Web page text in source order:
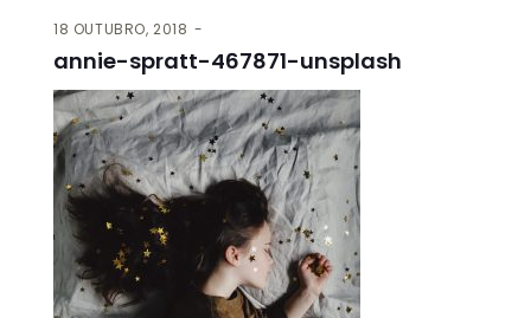
18 OUTUBRO, 2018
annie-spratt-467871-unsplash